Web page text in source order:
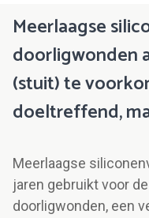
Meerlaagse
doorligwonden
(stuit) te
doeltreffend,
Meerlaagse
jaren gebruikt voor
doorligwonden, een